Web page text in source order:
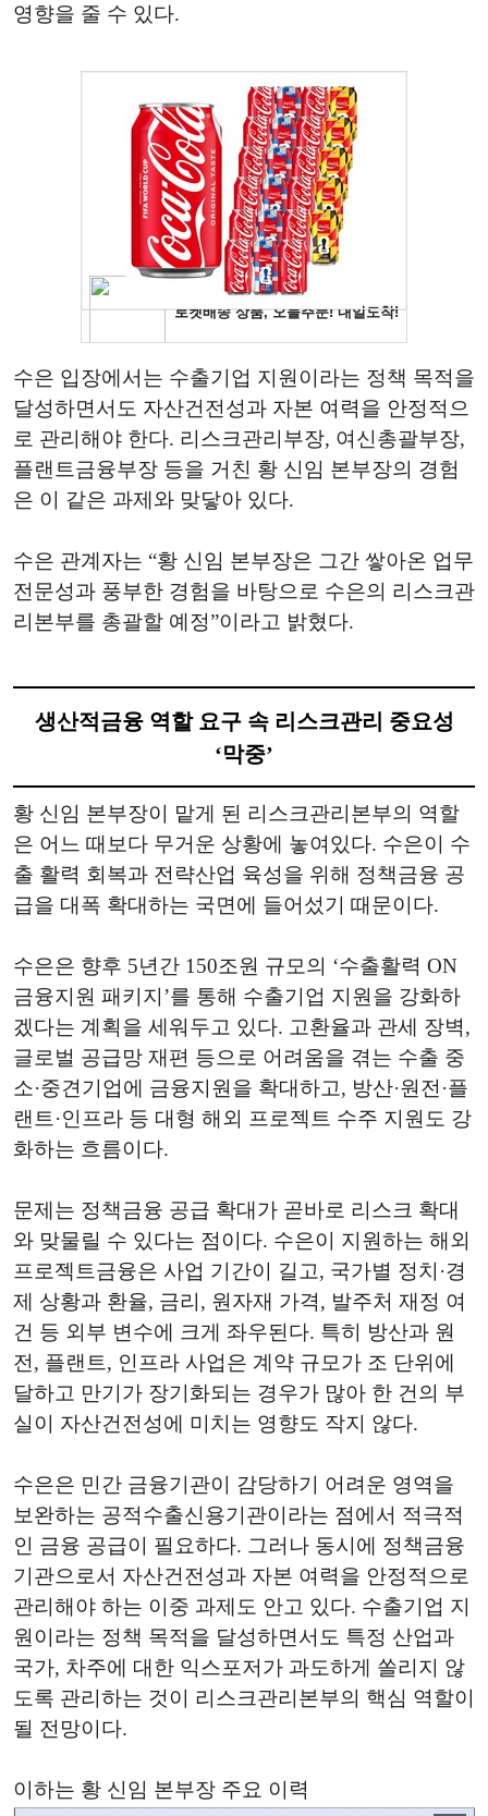
영향을 줄 수 있다.
수은 입장에서는 수출기업 지원이라는 정책 목적을
달성하면서도 자산건전성과 자본 여력을 안정적으
로 관리해야 한다. 리스크관리부장, 여신총괄부장,
플랜트금융부장 등을 거친 황 신임 본부장의 경험
은 이 같은 과제와 맞닿아 있다.
수은 관계자는 “황 신임 본부장은 그간 쌓아온 업무
전문성과 풍부한 경험을 바탕으로 수은의 리스크관
리본부를 총괄할 예정”이라고 밝혔다.
생산적금융 역할 요구 속 리스크관리 중요성
‘막중’
황 신임 본부장이 맡게 된 리스크관리본부의 역할
은 어느 때보다 무거운 상황에 놓여있다. 수은이 수
출 활력 회복과 전략산업 육성을 위해 정책금융 공
급을 대폭 확대하는 국면에 들어섰기 때문이다.
수은은 향후 5년간 150조원 규모의 ‘수출활력 ON
금융지원 패키지’를 통해 수출기업 지원을 강화하
겠다는 계획을 세워두고 있다. 고환율과 관세 장벽,
글로벌 공급망 재편 등으로 어려움을 겪는 수출 중
소·중견기업에 금융지원을 확대하고, 방산·원전·플
랜트·인프라 등 대형 해외 프로젝트 수주 지원도 강
화하는 흐름이다.
문제는 정책금융 공급 확대가 곧바로 리스크 확대
와 맞물릴 수 있다는 점이다. 수은이 지원하는 해외
프로젝트금융은 사업 기간이 길고, 국가별 정치·경
제 상황과 환율, 금리, 원자재 가격, 발주처 재정 여
건 등 외부 변수에 크게 좌우된다. 특히 방산과 원
전, 플랜트, 인프라 사업은 계약 규모가 조 단위에
달하고 만기가 장기화되는 경우가 많아 한 건의 부
실이 자산건전성에 미치는 영향도 작지 않다.
수은은 민간 금융기관이 감당하기 어려운 영역을
보완하는 공적수출신용기관이라는 점에서 적극적
인 금융 공급이 필요하다. 그러나 동시에 정책금융
기관으로서 자산건전성과 자본 여력을 안정적으로
관리해야 하는 이중 과제도 안고 있다. 수출기업 지
원이라는 정책 목적을 달성하면서도 특정 산업과
국가, 차주에 대한 익스포저가 과도하게 쏠리지 않
도록 관리하는 것이 리스크관리본부의 핵심 역할이
될 전망이다.
이하는 황 신임 본부장 주요 이력